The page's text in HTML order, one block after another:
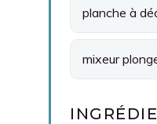
planche à
mixeur